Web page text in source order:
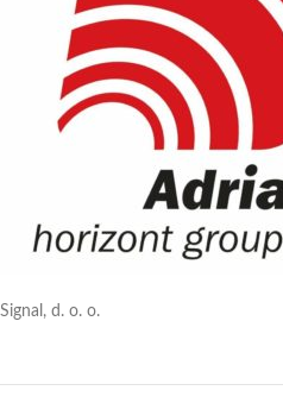
Signal, d. o. o.